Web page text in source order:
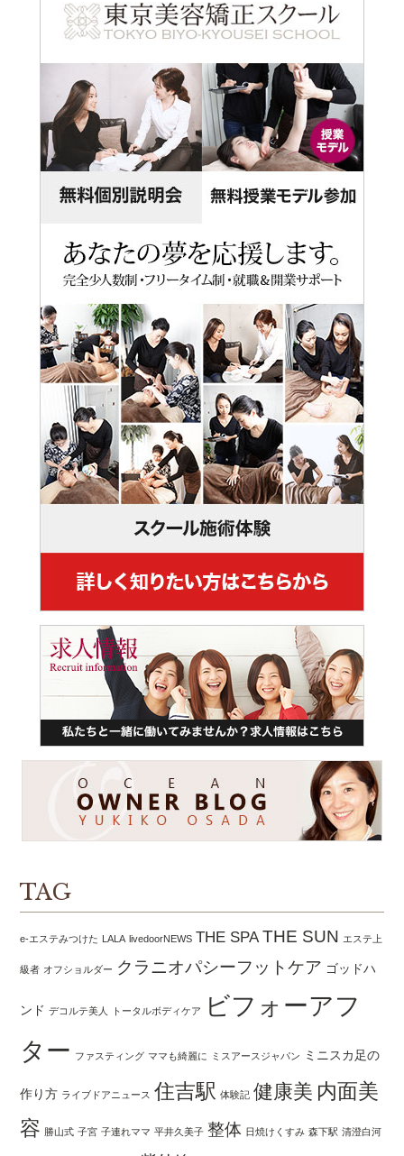
TAG
e-エステみつけた LALA livedoorNEWS THE SPA THE SUN エステ上
級者 オフショルダー クラニオパシーフットケア ゴッドハ
ンド デコルテ美人 トータルボディケア
ビフォーアフ
ター ファスティング ママも綺麗に ミスアースジャパン ミニスカ足の
作り方 ライブドアニュース 住吉駅 体験記 健康美 内面美
容 勝山式 子宮 子連れママ 平井久美子 整体 日焼けくすみ 森下駅 清澄白河